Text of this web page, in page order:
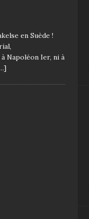
en Suède !
Napoléon Ier, ni à